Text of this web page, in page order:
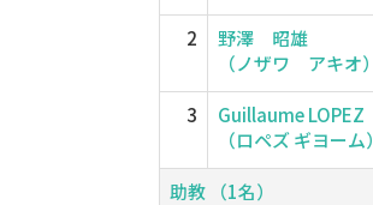
2
野澤 昭雄
（ノザワ アキオ）
3
Guillaume LOPEZ
（ロペズ ギヨーム）
助教 （1名）